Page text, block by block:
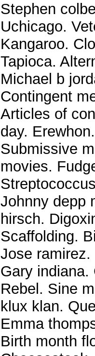
Stephen
Uchicago.
Kangaroo.
Tapioca.
Michael b
Contingent
Articles of
day.
Submissive
movies.
Johnny depp
hirsch.
Scaffolding.
Jose
Gary indiana.
Rebel. Sine
klux klan.
Emma
Birth month